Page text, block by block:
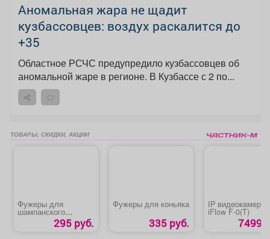
Аномальная жара не щадит
кузбассовцев: воздух раскалится до
+35
Областное РСЧС предупредило кузбассовцев об
аномальной жаре в регионе. В Кузбассе с 2 по...
ТОВАРЫ, СКИДКИ, АКЦИИ
Фужеры для
шампанского
«КЛАССИК»295 руб.
Фужеры для коньяка
335 руб.
IP видеокaмepa
iFlow F-0(T)
7499